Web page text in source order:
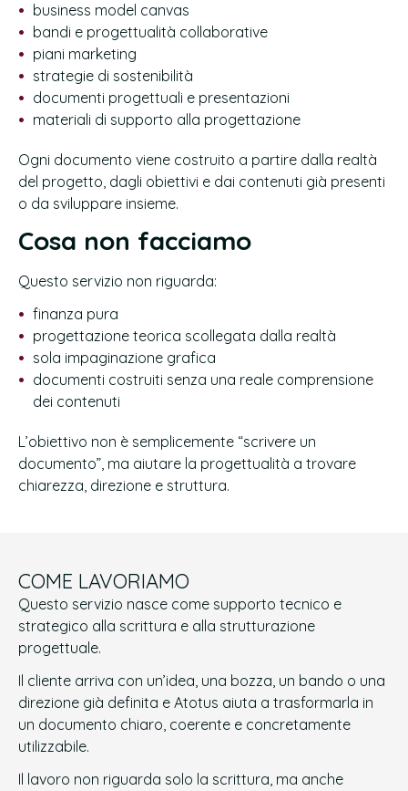
business model canvas
bandi e progettualità collaborative
piani marketing
strategie di sostenibilità
documenti progettuali e presentazioni
materiali di supporto alla progettazione
Ogni documento viene costruito a partire dalla realtà
del progetto, dagli obiettivi e dai contenuti già presenti
o da sviluppare insieme.
Cosa non facciamo
Questo servizio non riguarda:
finanza pura
progettazione teorica scollegata dalla realtà
sola impaginazione grafica
documenti costruiti senza una reale comprensione
dei contenuti
L’obiettivo non è semplicemente “scrivere un
documento”, ma aiutare la progettualità a trovare
chiarezza, direzione e struttura.
COME LAVORIAMO
Questo servizio nasce come supporto tecnico e
strategico alla scrittura e alla strutturazione
progettuale.
Il cliente arriva con un’idea, una bozza, un bando o una
direzione già definita e Atotus aiuta a trasformarla in
un documento chiaro, coerente e concretamente
utilizzabile.
Il lavoro non riguarda solo la scrittura, ma anche